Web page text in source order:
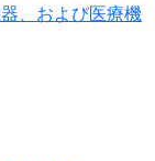
、および医療機